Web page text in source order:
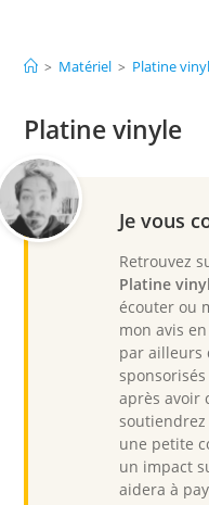
> Matériel > Platine
Platine vinyle
Je vous
Retrouvez
Platine
écouter ou
mon avis
par ailleurs
après avoir
une petite
un impact
aidera à